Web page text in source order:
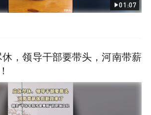
01:07
，领导干部要带头，河南带薪